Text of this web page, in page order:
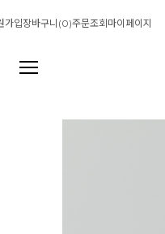
가입장바구니(0)주문조회마이페이지